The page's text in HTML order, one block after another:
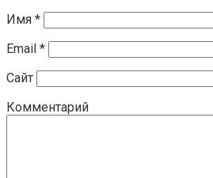
Имя *
Email *
Сайт
Комментарий